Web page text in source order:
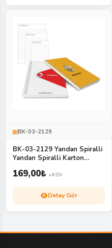
BK-03-2129
BK-03-2129 Yandan Spiralli
Yandan Spiralli Karton
Defter
169,00₺ +KDV
Detay Gör